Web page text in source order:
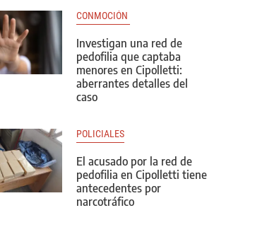
CONMOCIÓN
Investigan una red de
pedofilia que captaba
menores en Cipolletti:
aberrantes detalles del
caso
POLICIALES
El acusado por la red de
pedofilia en Cipolletti tiene
antecedentes por
narcotráfico